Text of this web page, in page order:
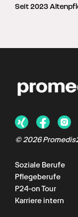
Seit 2023
©2026
Soziale Berufe
Pflegeberufe
P24-on Tour
Karriere intern